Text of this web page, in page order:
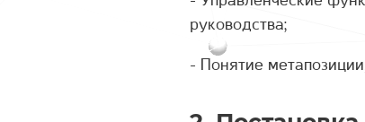
руководства;
- Понятие